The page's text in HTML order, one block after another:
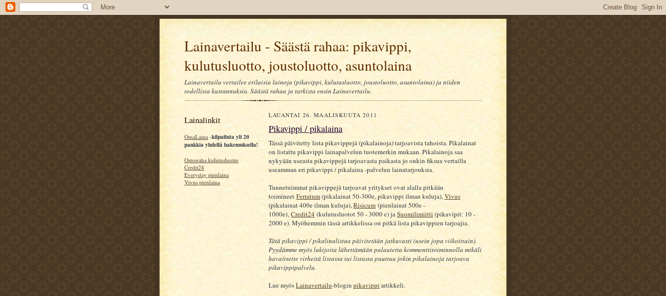
Lainavertailu - Säästä rahaa: pikavippi,
kulutusluotto, joustoluotto, asuntolaina
Lainavertailu vertailee erilaisia lainoja (pikavippi, kulutusluotto, joustoluotto, asuntolaina) ja niiden
todellisia kustannuksia. Säästä rahaa ja tarkista ensin Lainavertailu.
Lainalinkit
OmaLaina -kilpailuta yli 20
pankkia yhdellä hakemuksella!
Ostosraha kulutusluotto
Credit24
Everyday pienlaina
Vivus pienlaina
LAUANTAI 26. MAALISKUUTA 2011
Pikavippi / pikalaina
Tässä päivitetty lista pikavippejä (pikalainoja) tarjoavista tahoista. Pikalainat
on listattu pikavippi lainapalvelun tuotemerkin mukaan. Pikalainoja saa
nykyään useasta pikavippejä tarjoavasta paikasta jo onkin fiksua vertailla
useamman eri pikavippi / pikalaina -palvelun lainatarjouksia.
Tunnetuimmat pikavippejä tarjoavat yritykset ovat alalla pitkään
toimineet Ferratum(pikalainat 50-300e, pikavippi ilman kuluja),Vivus
(pikalainat 400e ilman kuluja),Risicum (pienlainat 500e -
1000e), Credit24 (kulutusluotot 50 - 3000 e) jaSuomilimiitti (pikavipit: 10 -
2000 e). Myöhemmin tässä artikkelissa on pitkä lista pikavippien tarjoajia.
Tätä pikavippi / pikalinalistaa päivitetään jatkuvasti (usein jopa viikoittain).
Pyydämme myös lukijoita lähettämään palautetta kommenttitoiminnolla mikäli
havaitsette virheitä listassa tai listasta puuttuu jokin pikalainoja tarjoava
pikavippipalvelu.
Lue myösLainavertailu-blogin pikavippi artikkeli.